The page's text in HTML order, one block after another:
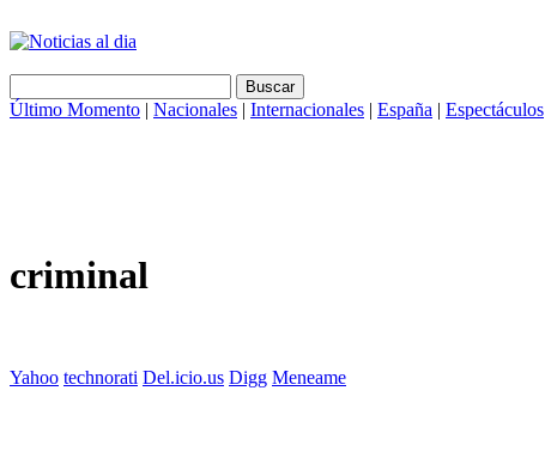
Último Momento | Nacionales | Internacionales | España | Espectáculos
criminal
Yahoo technorati Del.icio.us Digg Meneame